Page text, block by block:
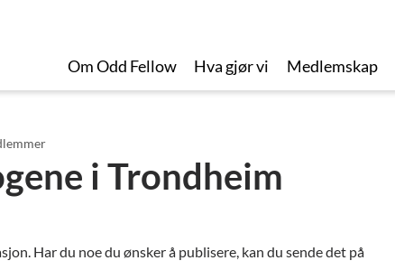
Om Odd Fellow Hva gjør vi Medlemskap
i Trondheim
Har du noe du ønsker å publisere, kan du sende det på